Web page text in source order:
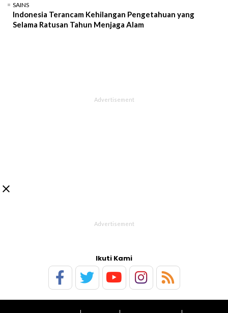
SAINS
Indonesia Terancam Kehilangan Pengetahuan yang
Selama Ratusan Tahun Menjaga Alam

Ikuti Kami